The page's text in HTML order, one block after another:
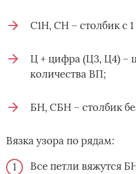
С1Н, СН – столбик с
Ц + цифра (Ц3, Ц4) –
количества ВП;
БН, СБН – столбик
Вязка узора по рядам:
Все петли вяжутся